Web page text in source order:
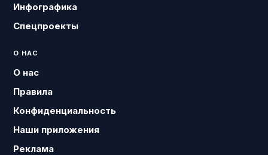
Инфографика
Спецпроекты
О НАС
О нас
Правила
Конфиденциальность
Наши приложения
Реклама